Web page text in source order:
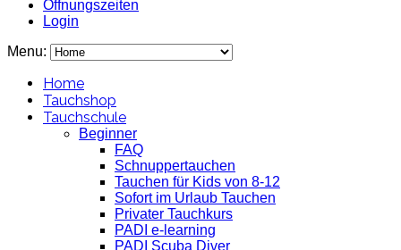
Öffnungszeiten
Login
Menu:
Home
Tauchshop
Tauchschule
Beginner
FAQ
Schnuppertauchen
Tauchen für Kids von 8-12
Sofort im Urlaub Tauchen
Privater Tauchkurs
PADI e-learning
PADI Scuba Diver